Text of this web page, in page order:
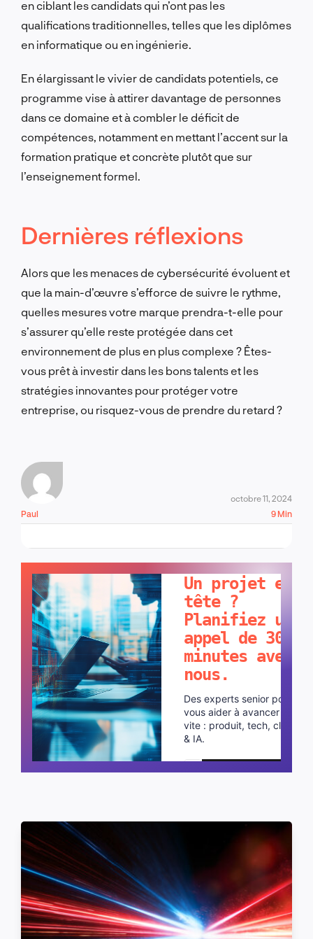
en ciblant les candidats qui n’ont pas les
qualifications traditionnelles, telles que les diplômes
en informatique ou en ingénierie.
En élargissant le vivier de candidats potentiels, ce
programme vise à attirer davantage de personnes
dans ce domaine et à combler le déficit de
compétences, notamment en mettant l’accent sur la
formation pratique et concrète plutôt que sur
l’enseignement formel.
Dernières réflexions
Alors que les menaces de cybersécurité évoluent et
que la main-d’œuvre s’efforce de suivre le rythme,
quelles mesures votre marque prendra-t-elle pour
s’assurer qu’elle reste protégée dans cet
environnement de plus en plus complexe ? Êtes-
vous prêt à investir dans les bons talents et les
stratégies innovantes pour protéger votre
entreprise, ou risquez-vous de prendre du retard ?
Paul
octobre 11, 2024
9 Min
Un projet en
tête ?
Planifiez un
appel de 30
minutes avec
nous.
Des experts senior pour
vous aider à avancer plus
vite : produit, tech, cloud
& IA.
Planifier un appel